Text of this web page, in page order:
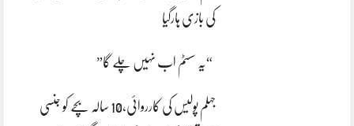
کی بازی ہارگیا
“یہ سسٹم اب نہیں چلے گا”
جہلم پولیس کی کارروائی،10 سالہ بچے کو جنسی